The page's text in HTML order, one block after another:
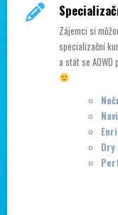
Zájemci si
specializační
a stát se AOWD